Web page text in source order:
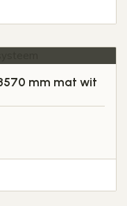
mm mat wit